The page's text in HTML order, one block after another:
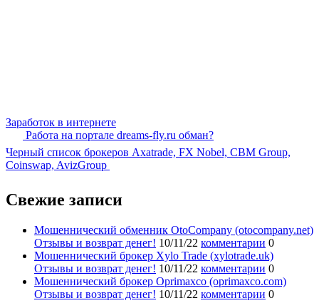
Заработок в интернете
Работа на портале dreams-fly.ru обман?
Черный список брокеров Axatrade, FX Nobel, CBM Group,
Coinswap, AvizGroup
Свежие записи
Мошеннический обменник OtoCompany (otocompany.net)
Отзывы и возврат денег! 10/11/22 комментарии 0
Мошеннический брокер Xylo Trade (xylotrade.uk)
Отзывы и возврат денег! 10/11/22 комментарии 0
Мошеннический брокер Oprimaxco (oprimaxco.com)
Отзывы и возврат денег! 10/11/22 комментарии 0